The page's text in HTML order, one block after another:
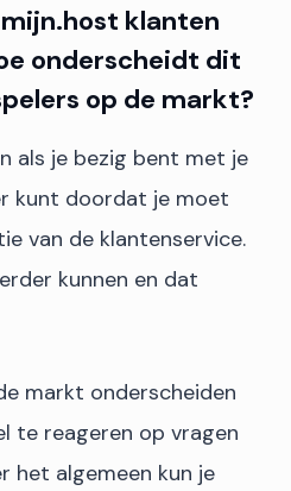
klanten
onderscheidt dit
op de markt?
als je bezig bent met je
kunt doordat je moet
van de klantenservice.
kunnen en dat
markt onderscheiden
te reageren op vragen
het algemeen kun je